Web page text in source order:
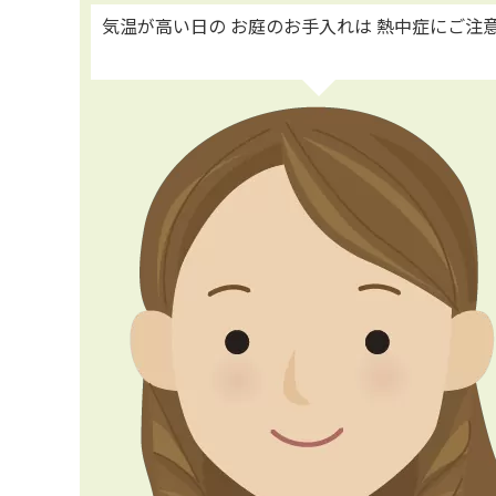
気温が高い日の お庭のお手入れは 熱中症にご注